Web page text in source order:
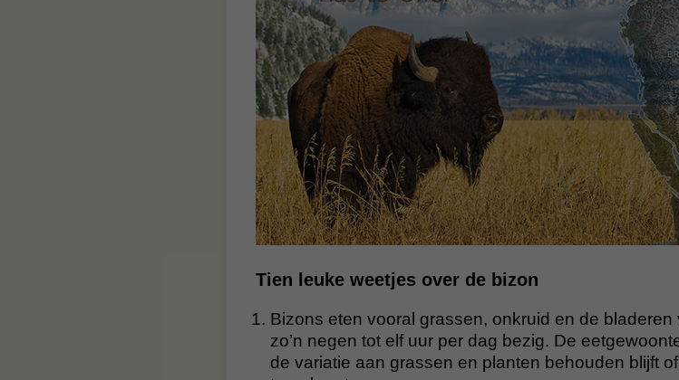
Tien leuke weetjes over de bizon
Bizons eten vooral grassen, onkruid en de
zo’n negen tot elf uur per dag bezig. De
de variatie aan grassen en planten behouden blijft